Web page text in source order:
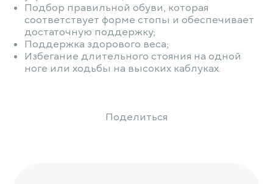
Подбор правильной обуви, которая
соответствует форме стопы и обеспечивает
достаточную поддержку;
Поддержка здорового веса;
Избегание длительного стояния на одной
ноге или ходьбы на высоких каблуках.
Поделиться